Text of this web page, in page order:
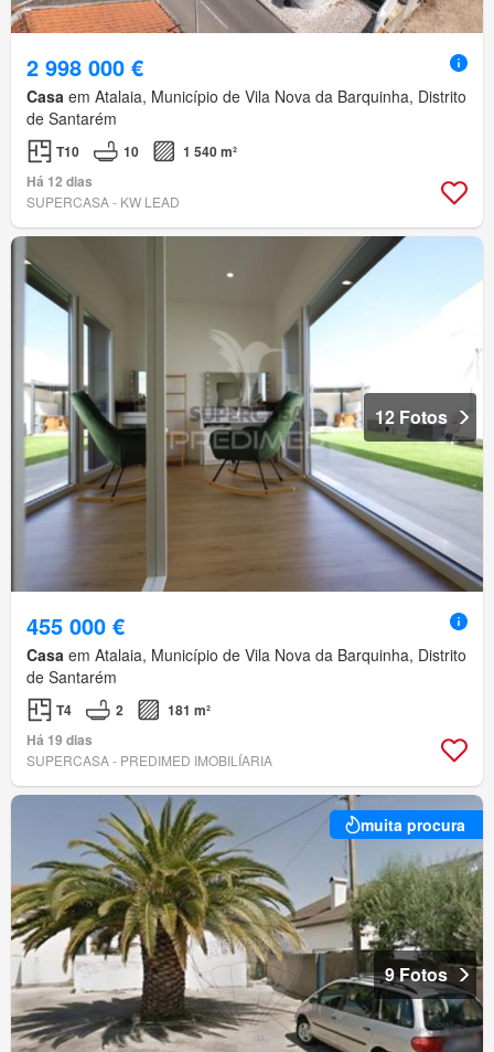
2 998 000 €
Casa em Atalaia, Município de Vila Nova da Barquinha, Distrito
de Santarém
T10 10
1 540 m²
Há 12 dias
SUPERCASA - KW LEAD
12 Fotos
455 000 €
Casa em Atalaia, Município de Vila Nova da Barquinha, Distrito
de Santarém
T4 2
181 m²
Há 19 dias
SUPERCASA - PREDIMED IMOBILÍARIA
muita procura
9 Fotos